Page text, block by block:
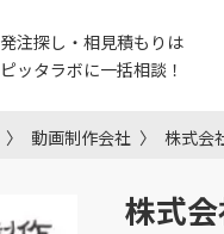
発注探し・相見積もりは
ピッタラボに一括相談！
動画制作会社 株式会
株式